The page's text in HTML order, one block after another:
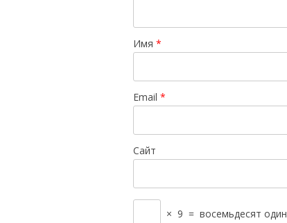
Имя *
Email *
Сайт
× 9 = восемьдесят один